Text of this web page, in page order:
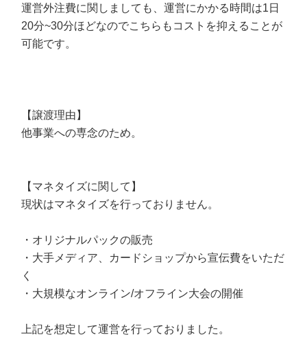
運営外注費に関しましても、運営にかかる時間は1日
20分~30分ほどなのでこちらもコストを抑えることが
可能です。
【譲渡理由】
他事業への専念のため。
【マネタイズに関して】
現状はマネタイズを行っておりません。
・オリジナルパックの販売
・大手メディア、カードショップから宣伝費をいただ
く
・大規模なオンライン/オフライン大会の開催
上記を想定して運営を行っておりました。